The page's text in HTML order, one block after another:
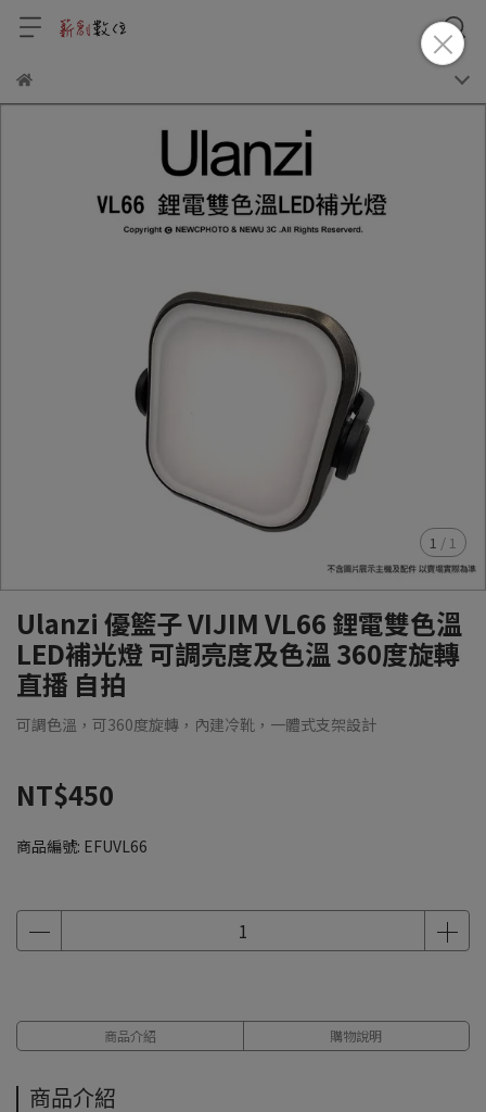
1 / 1
Ulanzi 優籃子 VIJIM VL66 鋰電雙色溫
LED補光燈 可調亮度及色溫 360度旋轉
直播 自拍
可調色溫，可360度旋轉，內建冷靴，一體式支架設計
NT$450
商品編號: EFUVL66
商品介紹 購物說明
商品介紹